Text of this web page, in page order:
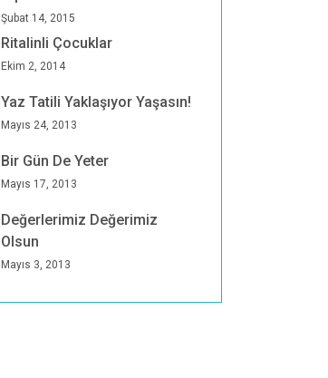
Şubat 14, 2015
Ritalinli Çocuklar
Ekim 2, 2014
Yaz Tatili Yaklaşıyor Yaşasın!
Mayıs 24, 2013
Bir Gün De Yeter
Mayıs 17, 2013
Değerlerimiz Değerimiz
Olsun
Mayıs 3, 2013